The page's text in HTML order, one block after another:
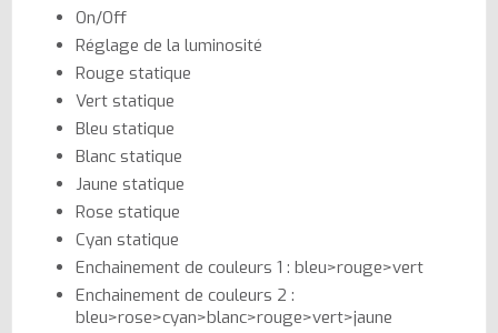
On/Off
Réglage de la luminosité
Rouge statique
Vert statique
Bleu statique
Blanc statique
Jaune statique
Rose statique
Cyan statique
Enchainement de couleurs 1 : bleu>rouge>vert
Enchainement de couleurs 2 :
bleu>rose>cyan>blanc>rouge>vert>jaune